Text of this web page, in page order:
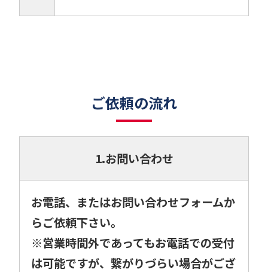
ご依頼の流れ
1.お問い合わせ
お電話、またはお問い合わせフォームか
らご依頼下さい。
※営業時間外であってもお電話での受付
は可能ですが、繋がりづらい場合がござ